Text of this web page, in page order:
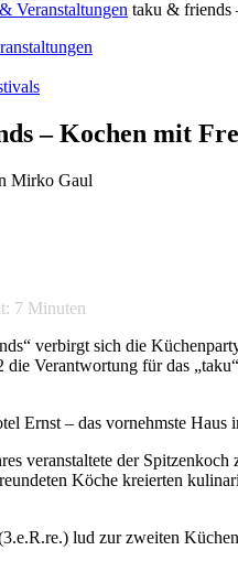
Veranstaltungen taku & friends
– Kochen mit
Mirko Gaul
7 Minuten
verbirgt sich die
die Verantwortung für das
Ernst – das vornehmste
veranstaltete der
Köche kreierten
lud zur zweiten